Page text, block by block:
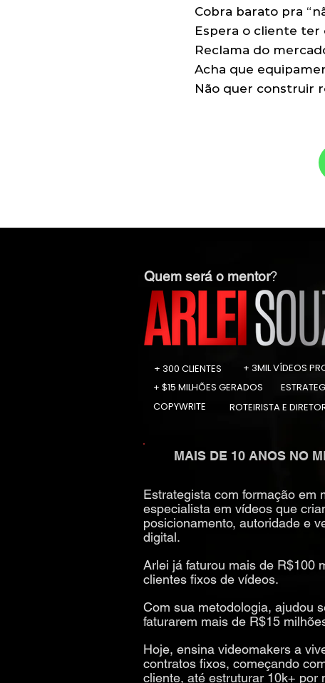
Cobra barato pra
Espera o cliente ter
Reclama do
Acha que
Não quer construir
Estrategista com formação em
especialista em vídeos que
posicionamento, autoridade e
digital.
Arlei já faturou mais de R$100
clientes fixos de vídeos.
Com sua metodologia, ajudou
faturarem mais de R$15
Hoje, ensina videomakers a
contratos fixos, começando
cliente, até estruturar 10k+ por
Quem será o mentor?
+ $15 MILHÕES GERADOS
+ 3MIL VÍDEOS
COPYWRITE ROTEIRISTA E
MAIS DE 10 ANOS NO
+ 300 CLIENTES